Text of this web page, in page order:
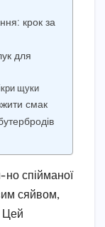
крок за
для
щуки
смак
но спійманої
сяйвом,
Цей